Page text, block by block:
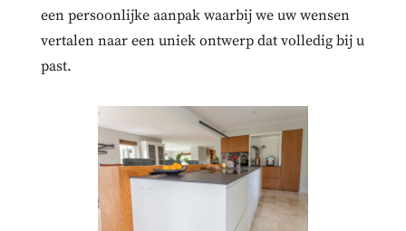
een persoonlijke aanpak waarbij we uw wensen
vertalen naar een uniek ontwerp dat volledig bij u
past.